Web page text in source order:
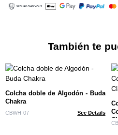
También te
Colcha doble de Algodón - Buda
Chakra
CBWH-07 See Details